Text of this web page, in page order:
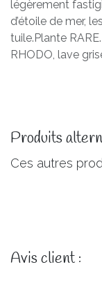
légèrement
d’étoile de mer,
tuile.Plante
RHODO, lave
Produits
Ces autres
Avis client :